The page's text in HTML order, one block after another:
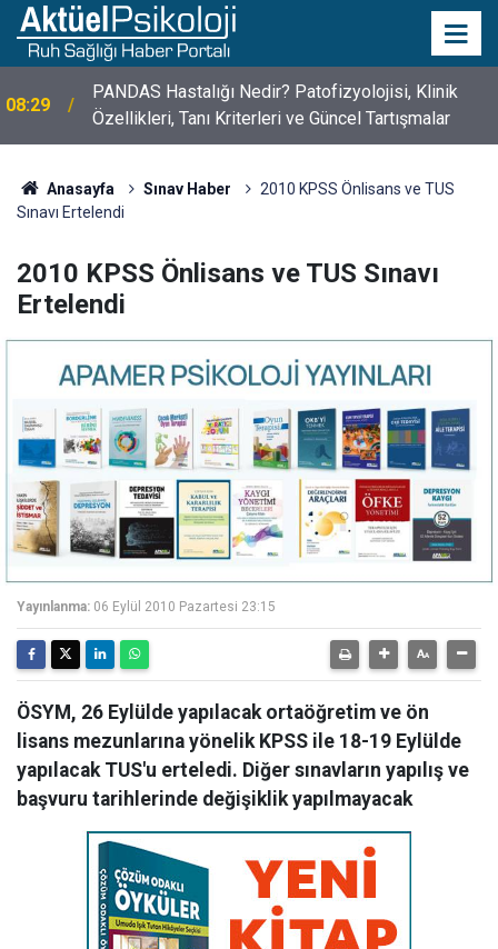
08:29
PANDAS Hastalığı Nedir? Patofizyolojisi, Klinik
Özellikleri, Tanı Kriterleri ve Güncel Tartışmalar
Anasayfa Sınav Haber
2010 KPSS Önlisans ve TUS
Sınavı Ertelendi
2010 KPSS Önlisans ve TUS Sınavı
Ertelendi
Yayınlanma: 06 Eylül 2010 Pazartesi 23:15
ÖSYM, 26 Eylülde yapılacak ortaöğretim ve ön
lisans mezunlarına yönelik KPSS ile 18-19 Eylülde
yapılacak TUS'u erteledi. Diğer sınavların yapılış ve
başvuru tarihlerinde değişiklik yapılmayacak